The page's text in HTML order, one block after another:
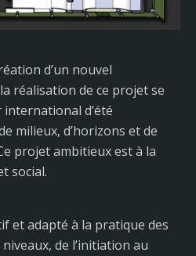
d’un nouvel
réalisation de ce projet se
d’été
milieux, d’horizons et de
projet ambitieux est à la
social.
et adapté à la pratique des
de l’initiation au